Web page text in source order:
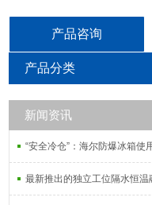
对流方式：强制对流
软件：物联科技APP实时监测
产品咨询
产品分类
新闻资讯
“安全冷仓”：海尔防爆冰箱使
最新推出的独立工位隔水恒温